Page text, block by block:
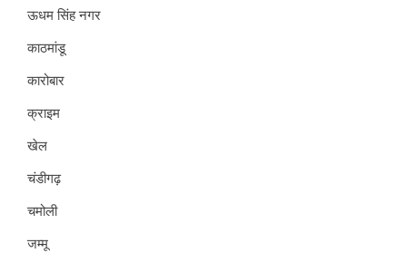
ऊधम सिंह नगर
काठमांडू
कारोबार
क्राइम
खेल
चंडीगढ़
चमोली
जम्मू